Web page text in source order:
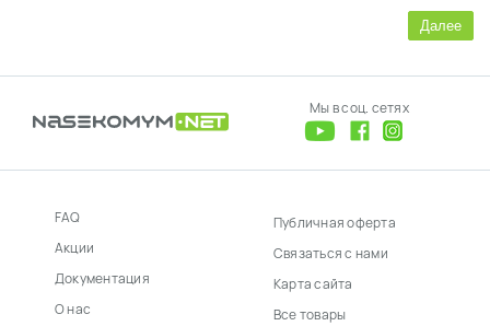
Далее
Мы в соц. сетях
FAQ
Акции
Документация
О нас
Публичная оферта
Связаться с нами
Карта сайта
Все товары